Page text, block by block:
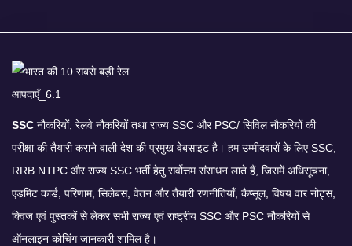
SSC नौकरियों, रेलवे नौकरियों तथा राज्य SSC और PSC/ सिविल नौकरियों की
परीक्षा की तैयारी कराने वाली देश की प्रमुख वेबसाइट है। हम उम्मीदवारों के लिए SSC,
RRB NTPC और राज्य SSC भर्ती हेतु सर्वोत्तम संसाधन लाते हैं, जिसमें अधिसूचना,
एडमिट कार्ड, परिणाम, सिलेबस, वेतन और तैयारी रणनीतियाँ, कैप्सूल, विषय वार नोट्स,
क्विज एवं पुस्तकों से लेकर सभी राज्य एवं राष्ट्रीय SSC और PSC नौकरियों से
ऑनलाइन कोचिंग जानकारी शामिल है।